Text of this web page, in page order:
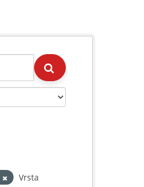
Vrsta